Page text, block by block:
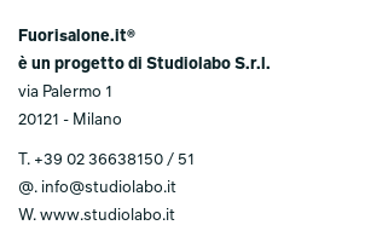
Fuorisalone.it®
è un progetto di Studiolabo S.r.l.
via Palermo 1
20121 - Milano
T. +39 02 36638150 / 51
@. info@studiolabo.it
W. www.studiolabo.it